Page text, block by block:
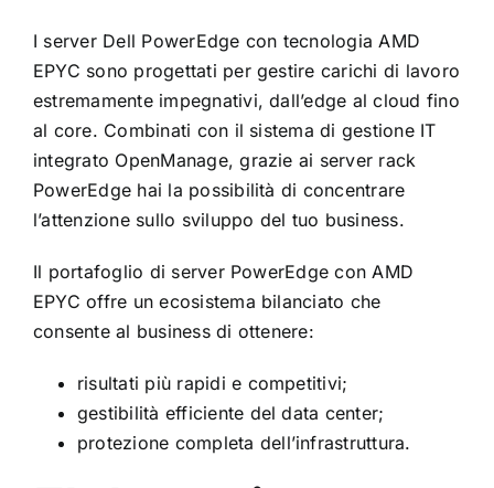
I server Dell PowerEdge con tecnologia AMD
EPYC sono progettati per gestire carichi di lavoro
estremamente impegnativi, dall’edge al cloud fino
al core. Combinati con il sistema di gestione IT
integrato OpenManage, grazie ai server rack
PowerEdge hai la possibilità di concentrare
l’attenzione sullo sviluppo del tuo business.
Il portafoglio di server PowerEdge con AMD
EPYC offre un ecosistema bilanciato che
consente al business di ottenere:
risultati più rapidi e competitivi;
gestibilità efficiente del data center;
protezione completa dell’infrastruttura.